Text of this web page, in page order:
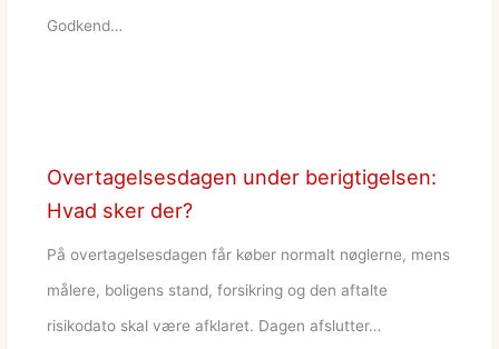
Godkend…
Overtagelsesdagen under berigtigelsen:
Hvad sker der?
På overtagelsesdagen får køber normalt nøglerne, mens
målere, boligens stand, forsikring og den aftalte
risikodato skal være afklaret. Dagen afslutter…